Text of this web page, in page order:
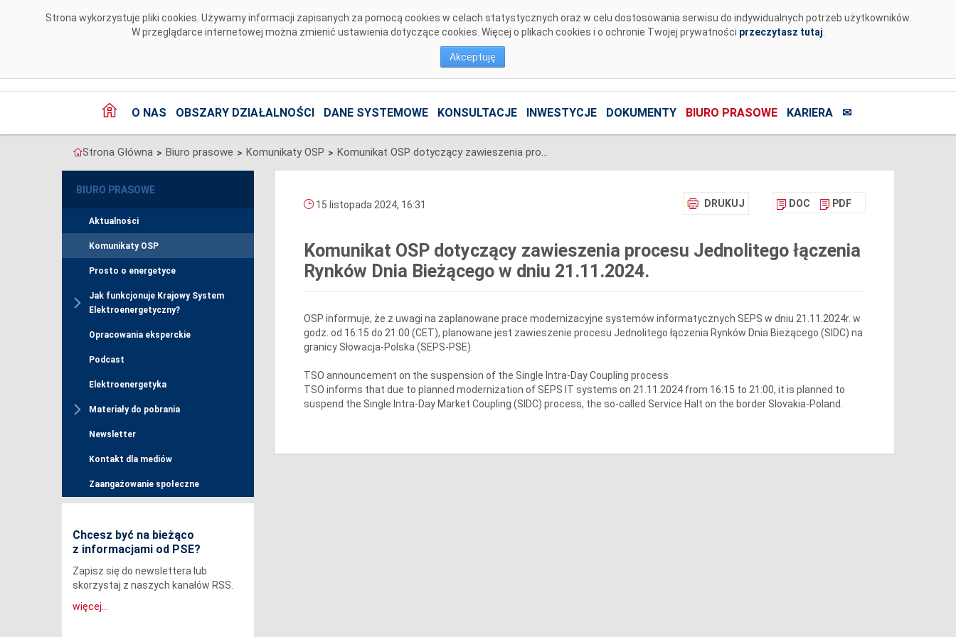
Strona wykorzystuje pliki cookies. Używamy informacji zapisanych za pomocą cookies w celach statystycznych oraz w celu dostosowania serwisu do indywidualnych potrzeb użytkowników.
W przeglądarce internetowej można zmienić ustawienia dotyczące cookies. Więcej o plikach cookies i o ochronie Twojej prywatności przeczytasz tutaj
Akceptuję
O NAS OBSZARY DZIAŁALNOŚCI DANE SYSTEMOWE KONSULTACJE INWESTYCJE DOKUMENTY BIURO PRASOWE KARIERA ✉
Strona Główna > Biuro prasowe > Komunikaty OSP > Komunikat OSP dotyczący zawieszenia procesu Jednolitego łączenia Rynków Dnia Bieżącego w dniu 21.11.2024.
BIURO PRASOWE
Aktualności
Komunikaty OSP
Prosto o energetyce
Jak funkcjonuje Krajowy System
Elektroenergetyczny?
Opracowania eksperckie
Podcast
Elektroenergetyka
Materiały do pobrania
Newsletter
Kontakt dla mediów
Zaangażowanie społeczne
Chcesz być na bieżąco
z informacjami od PSE?
Zapisz się do newslettera lub
skorzystaj z naszych kanałów RSS.
więcej...
DRUKUJ DOC PDF
15 listopada 2024, 16:31
Komunikat OSP dotyczący zawieszenia procesu Jednolitego łączenia
Rynków Dnia Bieżącego w dniu 21.11.2024.
OSP informuje, że z uwagi na zaplanowane prace modernizacyjne systemów informatycznych SEPS w dniu 21.11.2024r. w
godz. od 16:15 do 21:00 (CET), planowane jest zawieszenie procesu Jednolitego łączenia Rynków Dnia Bieżącego (SIDC) na
granicy Słowacja-Polska (SEPS-PSE).
TSO announcement on the suspension of the Single Intra-Day Coupling process
TSO informs that due to planned modernization of SEPS IT systems on 21.11.2024 from 16:15 to 21:00, it is planned to
suspend the Single Intra-Day Market Coupling (SIDC) process, the so-called Service Halt on the border Slovakia-Poland.